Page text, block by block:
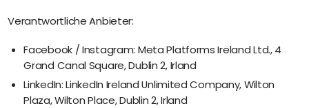
Verantwortliche Anbieter:
Facebook / Instagram: Meta Platforms Ireland Ltd., 4
Grand Canal Square, Dublin 2, Irland
LinkedIn: LinkedIn Ireland Unlimited Company, Wilton
Plaza, Wilton Place, Dublin 2, Irland